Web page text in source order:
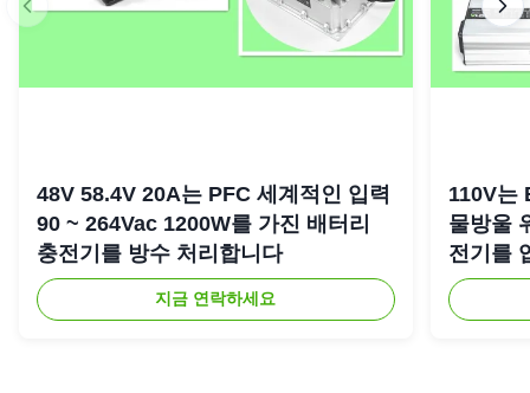
48V 58.4V 20A는 PFC 세계적인 입력
90 ~ 264Vac 1200W를 가진 배터리
충전기를 방수 처리합니다
지금 연락하세요
110V는
물방울
전기를